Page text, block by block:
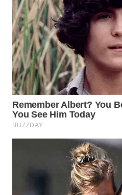
WN
KUNINGAN
WN
MAJALENGKA
WN
WN
SUKABUMI
PURWAKARTA